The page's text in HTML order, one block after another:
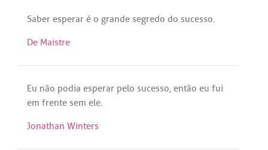
Saber esperar é o grande segredo do sucesso.
De Maistre
Eu não podia esperar pelo sucesso, então eu fui
em frente sem ele.
Jonathan Winters